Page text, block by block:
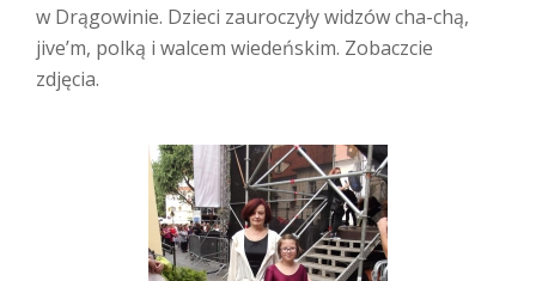
w Drągowinie. Dzieci zauroczyły widzów cha-chą,
jive’m, polką i walcem wiedeńskim. Zobaczcie
zdjęcia.